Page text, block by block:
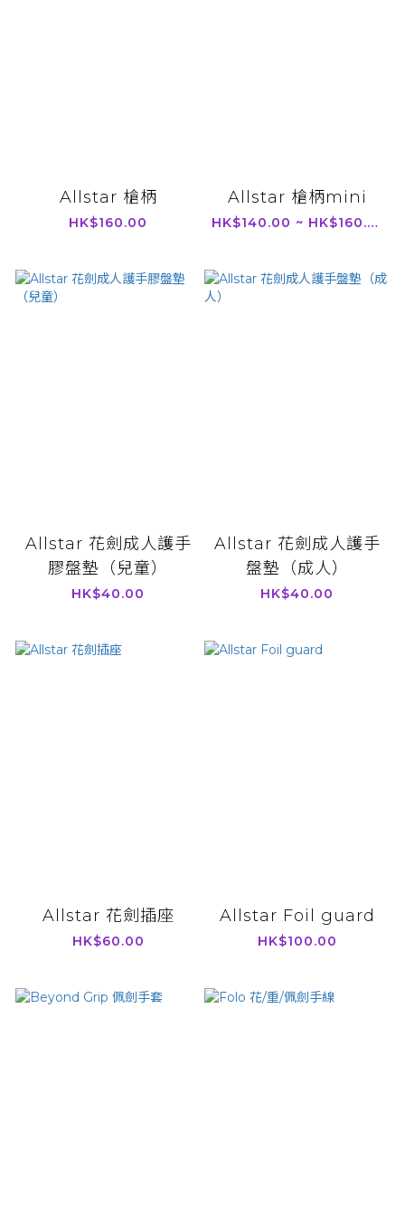
Allstar 槍柄
HK$160.00
Allstar 槍柄mini
HK$140.00 ~ HK$160.00
Allstar 花劍成人護手
膠盤墊（兒童）
HK$40.00
Allstar 花劍成人護手
盤墊（成人）
HK$40.00
Allstar 花劍插座
HK$60.00
Allstar Foil guard
HK$100.00